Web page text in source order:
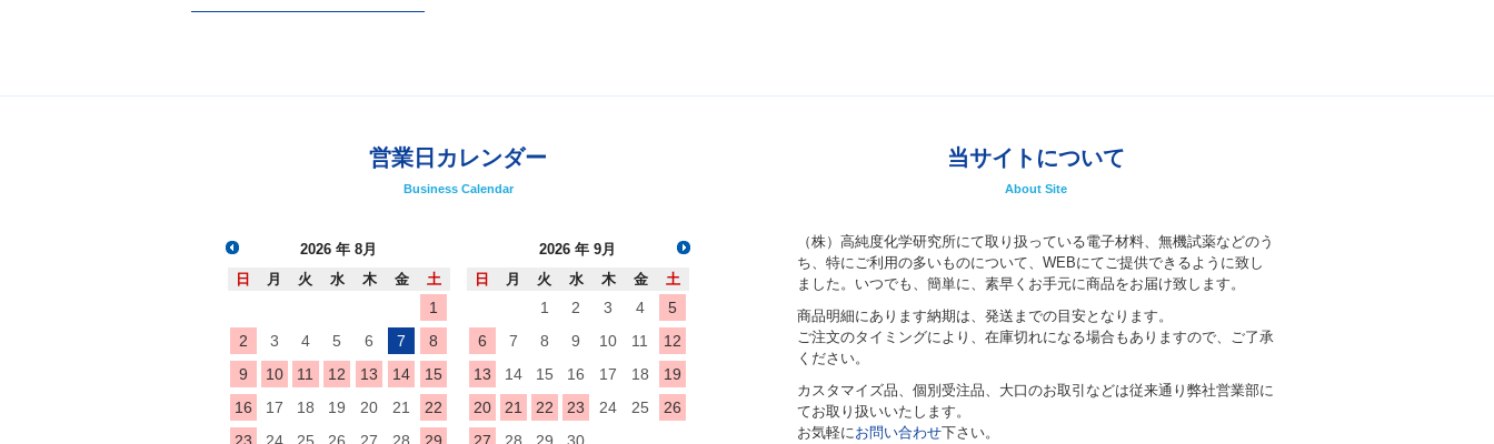
当サイトについて
About Site
（株）高純度化学研究所にて取り扱っている電子材料、無機試薬などのう
ち、特にご利用の多いものについて、WEBにてご提供できるように致し
ました。いつでも、簡単に、素早くお手元に商品をお届け致します。
商品明細にあります納期は、発送までの目安となります。
ご注文のタイミングにより、在庫切れになる場合もありますので、ご了承
ください。
カスタマイズ品、個別受注品、大口のお取引などは従来通り弊社営業部に
てお取り扱いいたします。
お気軽にお問い合わせ下さい。
営業日カレンダー
Business Calendar
2026 年 8月
日
月 火 水 木 金 土
1
2
3 4 5 6 7
8
9
10 11 12 13 14
15
16
17 18 19 20 21
22
23
24 25 26 27 28 29
2026 年 9月
日
月 火 水 木 金 土
1 2 3 4
5
6
7 8 9 10 11
12
13
14 15 16 17 18
19
20
21 22 23 24 25
26
27
28 29 30